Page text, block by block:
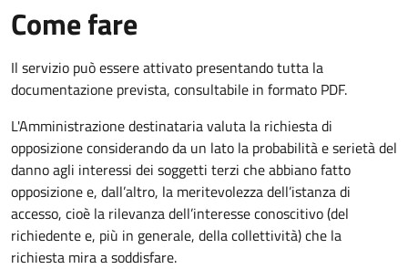
Come fare
Il servizio può essere attivato presentando tutta la
documentazione prevista, consultabile in formato PDF.
L'Amministrazione destinataria valuta la richiesta di
opposizione considerando da un lato la probabilità e serietà del
danno agli interessi dei soggetti terzi che abbiano fatto
opposizione e, dall’altro, la meritevolezza dell’istanza di
accesso, cioè la rilevanza dell’interesse conoscitivo (del
richiedente e, più in generale, della collettività) che la
richiesta mira a soddisfare.